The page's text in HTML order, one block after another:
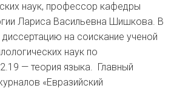
наук, профессор кафедры
Лариса Васильевна Шишкова. В
на соискание ученой
наук по
— теория языка. Главный
«Евразийский